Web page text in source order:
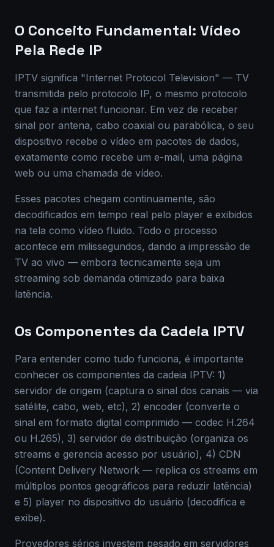
O Conceito Fundamental: Vídeo
Pela Rede IP
IPTV significa "Internet Protocol Television" — TV
transmitida pelo protocolo IP, o mesmo protocolo
que faz a internet funcionar. Em vez de receber
sinal por antena, cabo coaxial ou parabólica, o seu
dispositivo recebe o vídeo em pacotes de dados,
exatamente como recebe um e-mail, uma página
web ou uma chamada de vídeo.
Esses pacotes chegam continuamente, são
decodificados em tempo real pelo player e exibidos
na tela como vídeo fluido. Todo o processo
acontece em milissegundos, dando a impressão de
TV ao vivo — embora tecnicamente seja um
streaming sob demanda otimizado para baixa
latência.
Os Componentes da Cadeia IPTV
Para entender como tudo funciona, é importante
conhecer os componentes da cadeia IPTV: 1)
servidor de origem (captura o sinal dos canais — via
satélite, cabo, web, etc), 2) encoder (converte o
sinal em formato digital comprimido — codec H.264
ou H.265), 3) servidor de distribuição (organiza os
streams e gerencia acesso por usuário), 4) CDN
(Content Delivery Network — replica os streams em
múltiplos pontos geográficos para reduzir latência)
e 5) player no dispositivo do usuário (decodifica e
exibe).
Provedores sérios investem pesado em servidores